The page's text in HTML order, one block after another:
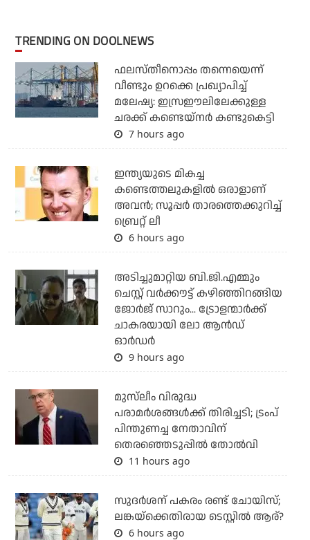
TRENDING ON DOOLNEWS
ഫലസ്തീനൊപ്പം തന്നെയെന്ന്
വീണ്ടും ഉറക്കെ പ്രഖ്യാപിച്ച്
മലേഷ്യ: ഇസ്രഈലിലേക്കുള്ള
ചരക്ക് കണ്ടെയ്‌നര്‍ കണ്ടുകെട്ടി
7 hours ago
ഇന്ത്യയുടെ മികച്ച
കണ്ടെത്തലുകളില്‍ ഒരാളാണ്
അവന്‍; സൂപ്പര്‍ താരത്തെക്കുറിച്ച്
ബ്രെറ്റ് ലീ
6 hours ago
അടിച്ചുമാറ്റിയ ബി.ജി.എമ്മും
ചെസ്റ്റ് വര്‍ക്കൗട്ട് കഴിഞ്ഞിറങ്ങിയ
ജോര്‍ജ് സാറും... ട്രോളന്മാര്‍ക്ക്
ചാകരയായി ലോ ആന്‍ഡ്
ഓര്‍ഡര്‍
9 hours ago
മുസ്‌ലീം വിരുദ്ധ
പരാമര്‍ശങ്ങള്‍ക്ക് തിരിച്ചടി; ട്രംപ്
പിന്തുണച്ച നേതാവിന്
തെരഞ്ഞെടുപ്പില്‍ തോല്‍വി
11 hours ago
സുദര്‍ശന് പകരം രണ്ട് ചോയിസ്;
ലങ്കയ്‌ക്കെതിരായ ടെസ്റ്റില്‍ ആര്?
6 hours ago